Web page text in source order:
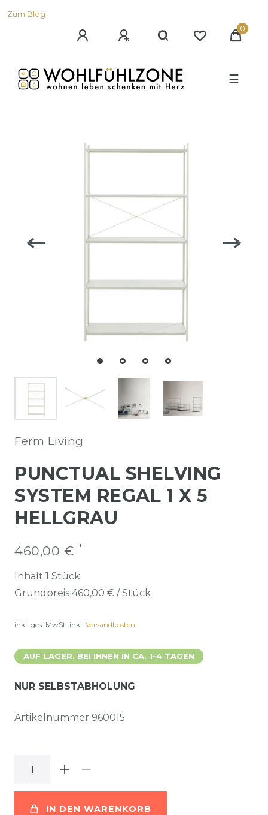
Zum Blog
0
☰
Ferm Living
PUNCTUAL SHELVING
SYSTEM REGAL 1 X 5
HELLGRAU
460,00 € *
Inhalt 1 Stück
Grundpreis 460,00 € / Stück
inkl. ges. MwSt. inkl. Versandkosten
AUF LAGER. BEI IHNEN IN CA. 1-4 TAGEN
NUR SELBSTABHOLUNG
Artikelnummer 960015
IN DEN WARENKORB